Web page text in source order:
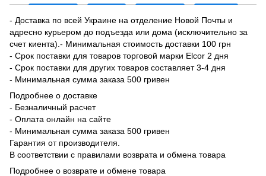
- Доставка по всей Украине на отделение Новой Почты и
адресно курьером до подъезда или дома (исключительно за
счет киента).- Минимальная стоимость доставки 100 грн
- Срок поставки для товаров торговой марки Elcor 2 дня
- Срок поставки для других товаров составляет 3-4 дня
- Минимальная сумма заказа 500 гривен
Подробнее о доставке
- Безналичный расчет
- Оплата онлайн на сайте
- Минимальная сумма заказа 500 гривен
Гарантия от производителя.
В соответствии с правилами возврата и обмена товара
Подробнее о возврате и обмене товара